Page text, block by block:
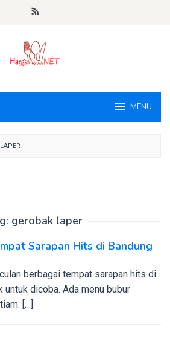
MENU
gerobak laper
Sarapan Hits di Bandung
berbagai tempat sarapan hits di
untuk dicoba. Ada menu bubur
[…]